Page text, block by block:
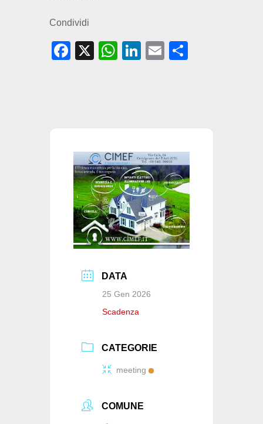
Condividi
F
b
o
k
X
W
A
p
Li
dI
E
vi
DATA
25 Gen 2026
Scadenza
CATEGORIE
meeting
COMUNE